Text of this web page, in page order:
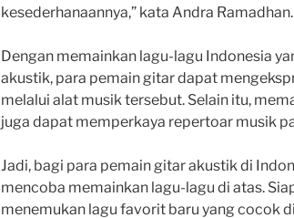
kesederhanaannya,” kata Andra Ramadhan.
Dengan memainkan lagu-lagu Indonesia
akustik, para pemain gitar dapat
melalui alat musik tersebut. Selain itu,
juga dapat memperkaya repertoar musik
Jadi, bagi para pemain gitar akustik di
mencoba memainkan lagu-lagu di atas.
menemukan lagu favorit baru yang cocok